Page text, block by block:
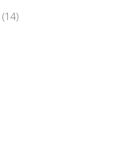
(14)